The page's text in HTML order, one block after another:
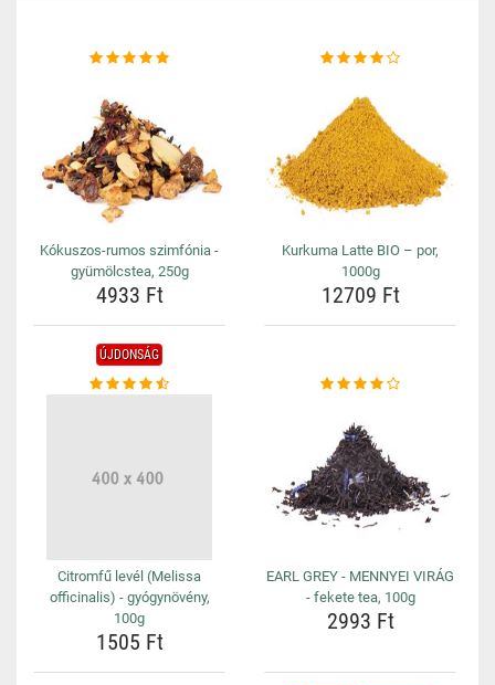
Kókuszos-rumos szimfónia -
gyümölcstea, 250g
4933 Ft
Kurkuma Latte BIO – por,
1000g
12709 Ft
ÚJDONSÁG
Citromfű levél (Melissa
officinalis) - gyógynövény,
100g
1505 Ft
EARL GREY - MENNYEI VIRÁG
- fekete tea, 100g
2993 Ft